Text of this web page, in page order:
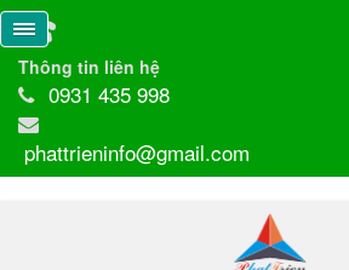
Thông tin liên hệ
0931 435 998
phattrieninfo@gmail.com